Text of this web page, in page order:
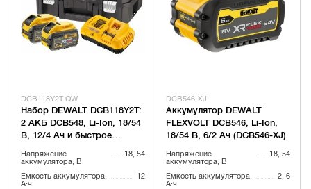
DCB118Y2T-QW
Набор DEWALT DCB118Y2T:
2 АКБ DCB548, Li-Ion, 18/54
В, 12/4 Ач и быстрое
DCB118, 18/54 В, 8 А, в
кейсе TSTAK
Напряжение
аккумулятора, В
18, 54
Емкость аккумулятора,
А·ч
12
DCB546-XJ
Аккумулятор DEWALT
FLEXVOLT DCB546, Li-Ion,
18/54 В, 6/2 Ач (DCB546-XJ)
Напряжение
аккумулятора, В
18, 54
Емкость аккумулятора,
А·ч
2, 6